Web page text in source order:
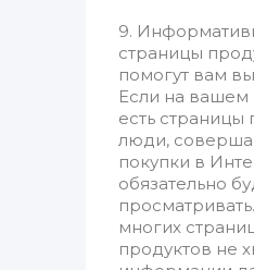
9.
страницы
помогут вам
Если на вашем
есть страницы
люди,
покупки в
обязательно
многих
продуктов не